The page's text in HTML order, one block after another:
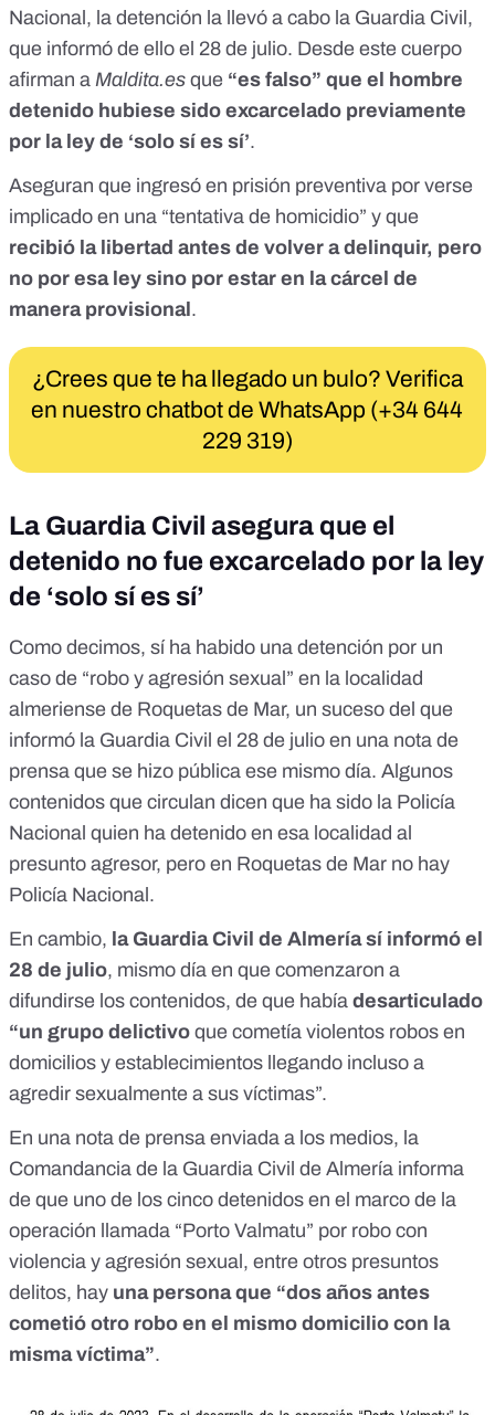
Nacional, la detención la llevó a cabo la Guardia Civil,
que informó de ello el 28 de julio. Desde este cuerpo
afirman a Maldita.es que “es falso” que el hombre
detenido hubiese sido excarcelado previamente
por la ley de ‘solo sí es sí’.
Aseguran que ingresó en prisión preventiva por verse
implicado en una “tentativa de homicidio” y que
recibió la libertad antes de volver a delinquir, pero
no por esa ley sino por estar en la cárcel de
manera provisional .
¿Crees que te ha llegado un bulo? Verifica
en nuestro chatbot de WhatsApp (+34 644
229 319)
La Guardia Civil asegura que el
detenido no fue excarcelado por la ley
de ‘solo sí es sí’
Como decimos, sí ha habido una detención por un
caso de “robo y agresión sexual” en la localidad
almeriense de Roquetas de Mar, un suceso del que
informó la Guardia Civil el 28 de julio en una nota de
prensa que se hizo pública ese mismo día. Algunos
contenidos que circulan dicen que ha sido la Policía
Nacional quien ha detenido en esa localidad al
presunto agresor, pero en Roquetas de Mar no hay
Policía Nacional.
En cambio, la Guardia Civil de Almería sí informó el
28 de julio, mismo día en que comenzaron a
difundirse los contenidos, de que había desarticulado
“un grupo delictivo que cometía violentos robos en
domicilios y establecimientos llegando incluso a
agredir sexualmente a sus víctimas”.
En una nota de prensa enviada a los medios, la
Comandancia de la Guardia Civil de Almería informa
de que uno de los cinco detenidos en el marco de la
operación llamada “Porto Valmatu” por robo con
violencia y agresión sexual, entre otros presuntos
delitos, hay una persona que “dos años antes
cometió otro robo en el mismo domicilio con la
misma víctima”.